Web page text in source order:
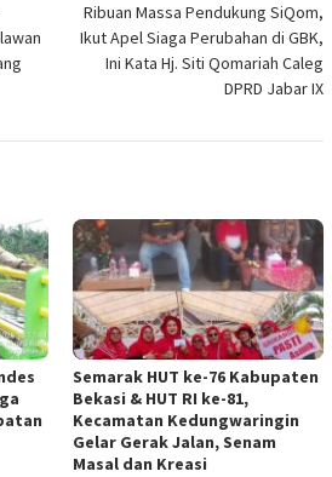
Ribuan Massa Pendukung SiQom,
Ikut Apel Siaga Perubahan di GBK,
Ini Kata Hj. Siti Qomariah Caleg
DPRD Jabar IX
Semarak HUT ke-76 Kabupaten
Bekasi & HUT RI ke-81,
Kecamatan Kedungwaringin
Gelar Gerak Jalan, Senam
Masal dan Kreasi